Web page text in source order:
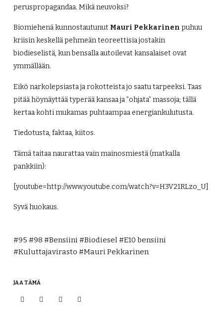
peruspropagandaa. Mikä neuvoksi?
Biomiehenä kunnostautunut Mauri Pekkarinen puhuu
kriisin keskellä pehmeän teoreettisia jostakin
biodieselistä, kun bensalla autoilevat kansalaiset ovat
ymmällään.
Eikö narkolepsiasta ja rokotteista jo saatu tarpeeksi. Taas
pitää höynäyttää typerää kansaa ja ”ohjata” massoja; tällä
kertaa kohti mukamas puhtaampaa energiankulutusta.
Tiedotusta, faktaa, kiitos.
Tämä taitaa naurattaa vain mainosmiestä (matkalla
pankkiin):
[youtube=http://www.youtube.com/watch?v=H3V21RLzo_U]
Syvä huokaus.
95 98 Bensiini Biodiesel
E10 bensiini
Kuluttajavirasto
Mauri Pekkarinen
JAA TÄMÄ